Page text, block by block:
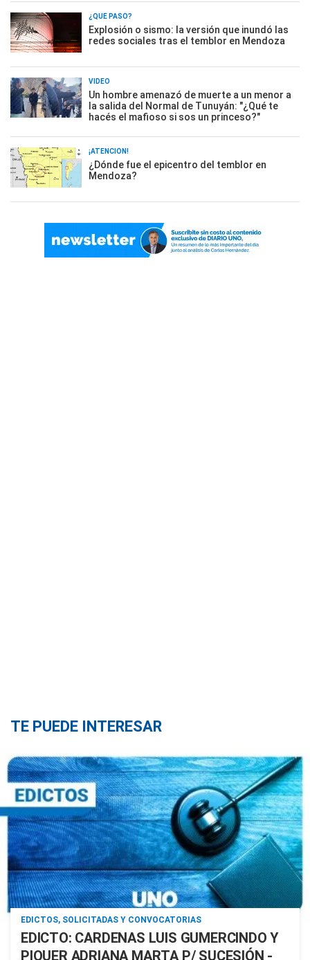
¿QUÉ PASÓ?
Explosión o sismo: la versión que inundó las
redes sociales tras el temblor en Mendoza
VIDEO
Un hombre amenazó de muerte a un menor a
la salida del Normal de Tunuyán: "¿Qué te
hacés el mafioso si sos un princeso?"
¡ATENCIÓN!
¿Dónde fue el epicentro del temblor en
Mendoza?
TE PUEDE INTERESAR
EDICTOS, SOLICITADAS Y CONVOCATORIAS
EDICTO: CARDENAS LUIS GUMERCINDO Y
PIQUER ADRIANA MARTA P/ SUCESIÓN -